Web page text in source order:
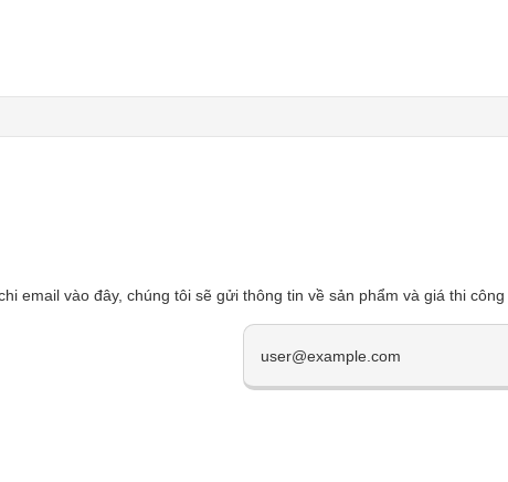
email vào đây, chúng tôi sẽ gửi thông tin về sản phẩm và giá thi